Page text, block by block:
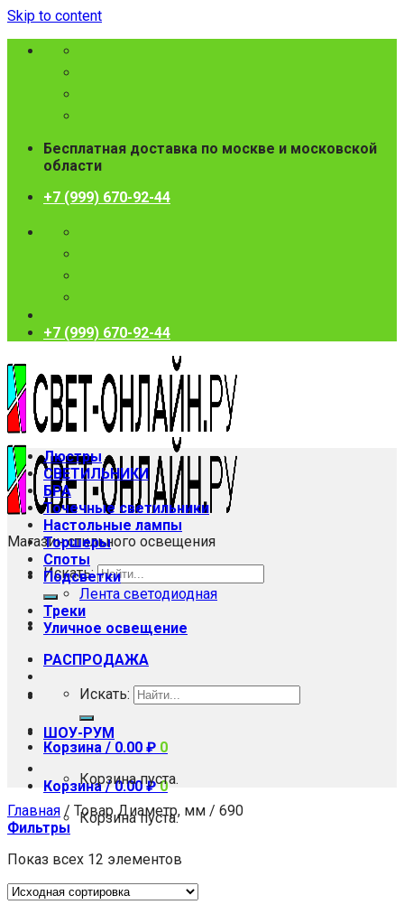
Skip to content
Бесплатная доставка по москве и московской
области
+7 (999) 670-92-44
+7 (999) 670-92-44
Магазин стильного освещения
Искать:
РАСПРОДАЖА
ШОУ-РУМ
Корзина /0.00₽ 0
Корзина пуста.
Люстры
СВЕТИЛЬНИКИ
БРА
Точечные светильники
Настольные лампы
Торшеры
Споты
Подсветки
Лента светодиодная
Треки
Уличное освещение
Искать:
Корзина / 0.00 ₽ 0
Корзина пуста.
Главная / Товар Диаметр, мм / 690
Фильтры
Показ всех 12 элементов